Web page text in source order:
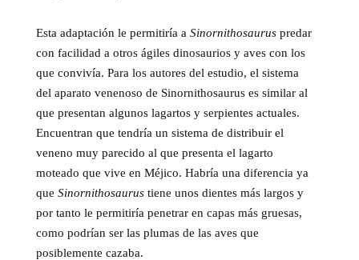
Esta adaptación le permitiría a Sinornithosaurus predar
con facilidad a otros ágiles dinosaurios y aves con los
que convivía. Para los autores del estudio, el sistema
del aparato venenoso de Sinornithosaurus es similar al
que presentan algunos lagartos y serpientes actuales.
Encuentran que tendría un sistema de distribuir el
veneno muy parecido al que presenta el lagarto
moteado que vive en Méjico. Habría una diferencia ya
que Sinornithosaurustiene unos dientes más largos y
por tanto le permitiría penetrar en capas más gruesas,
como podrían ser las plumas de las aves que
posiblemente cazaba.